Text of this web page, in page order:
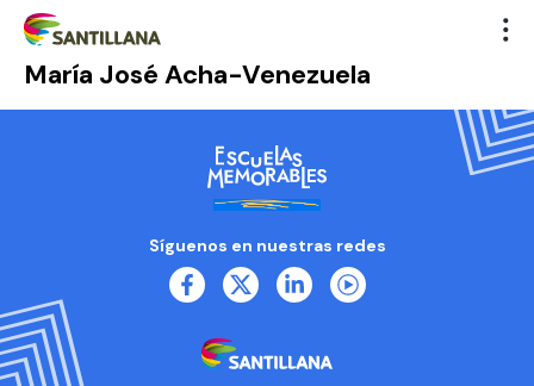
María José Acha-Venezuela
Síguenos en nuestras redes